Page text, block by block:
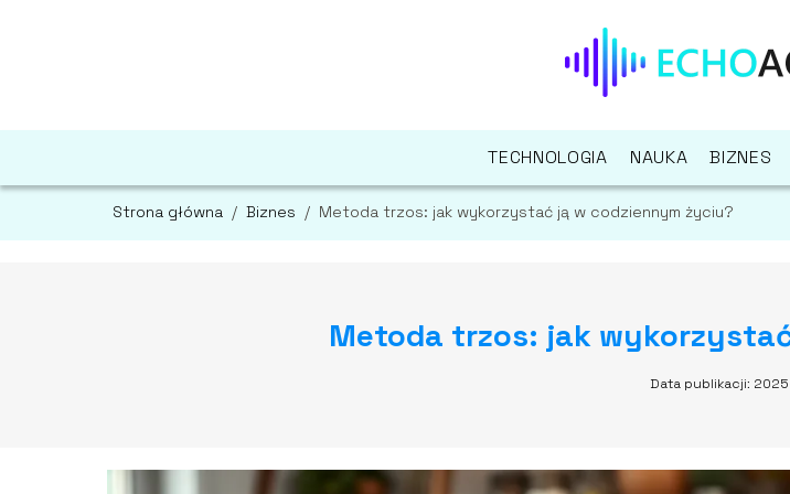
TECHNOLOGIA NAUKA BIZNES
Strona główna / Biznes / Metoda trzos: jak wykorzystać ją w codziennym życiu?
Metoda trzos: jak
Data publikacji: